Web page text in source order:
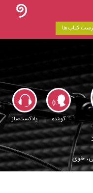
کتاب‌ها
گوینده پادکست‌ساز
خوی